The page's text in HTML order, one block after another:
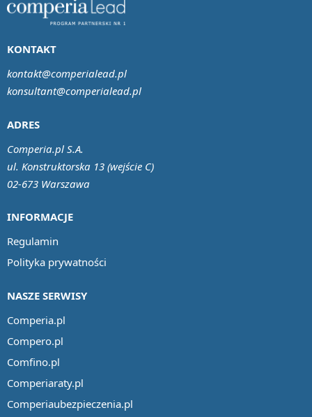
INFORMACJE
Regulamin
Polityka prywatności
NASZE SERWISY
Comperia.pl
Compero.pl
Comfino.pl
Comperiaraty.pl
Comperiaubezpieczenia.pl
ADRES
Comperia.pl S.A.
ul. Konstruktorska 13 (wejście C)
02-673 Warszawa
KONTAKT
kontakt@comperialead.pl
konsultant@comperialead.pl